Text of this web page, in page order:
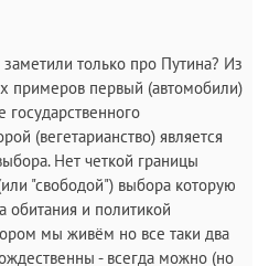
только про Путина? Из
примеров первый (автомобили)
государственного
(вегетарианство) является
Нет четкой границы
"свободой") выбора которую
обитания и политикой
мы живём но все таки два
- всегда можно (но